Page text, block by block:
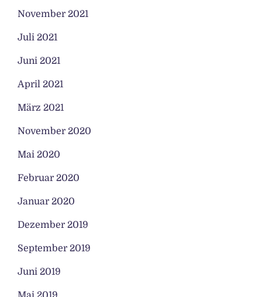
November 2021
Juli 2021
Juni 2021
April 2021
März 2021
November 2020
Mai 2020
Februar 2020
Januar 2020
Dezember 2019
September 2019
Juni 2019